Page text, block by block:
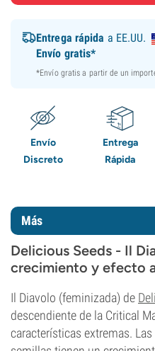
Entrega rápida a EE.UU.
Envío gratis*
*Envío gratis a partir de un
Envío
Discreto
Entrega
Rápida
Más
Delicious Seeds - Il
crecimiento y efecto
Il Diavolo (feminizada) de
descendiente de la Critical
características extremas.